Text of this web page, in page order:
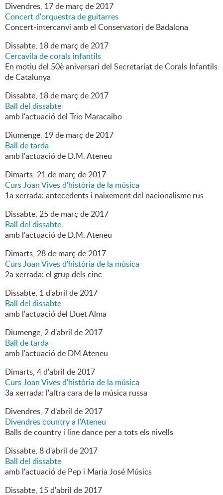
Divendres, 17de març de2017
Concert d'orquestra de guitarres
Concert-intercanvi amb el Conservatori de Badalona
Dissabte, 18de març de2017
Cercavila de corals infantils
En motiu del 50è aniversari del Secretariat de Corals Infantils
de Catalunya
Dissabte, 18de març de2017
Ball del dissabte
amb l'actuació del Trio Maracaibo
Diumenge, 19de març de2017
Ball de tarda
amb l'actuació de D.M. Ateneu
Dimarts, 21de març de2017
Curs Joan Vives d'història de la música
1a xerrada: antecedents i naixement del nacionalisme rus
Dissabte, 25de març de2017
Ball del dissabte
amb l'actuació de D.M. Ateneu
Dimarts, 28de març de2017
Curs Joan Vives d'història de la música
2a xerrada: el grup dels cinc
Dissabte, 1d'abril de2017
Ball del dissabte
amb l'actuació del Duet Alma
Diumenge, 2d'abril de2017
Ball de tarda
amb l'actuació de DM Ateneu
Dimarts, 4d'abril de2017
Curs Joan Vives d'història de la música
3a xerrada: l'altra cara de la música russa
Divendres, 7d'abril de2017
Divendres country a l'Ateneu
Balls de country i line dance per a tots els nivells
Dissabte, 8d'abril de2017
Ball del dissabte
amb l'actuació de Pep i Maria José Músics
Dissabte, 15d'abril de2017